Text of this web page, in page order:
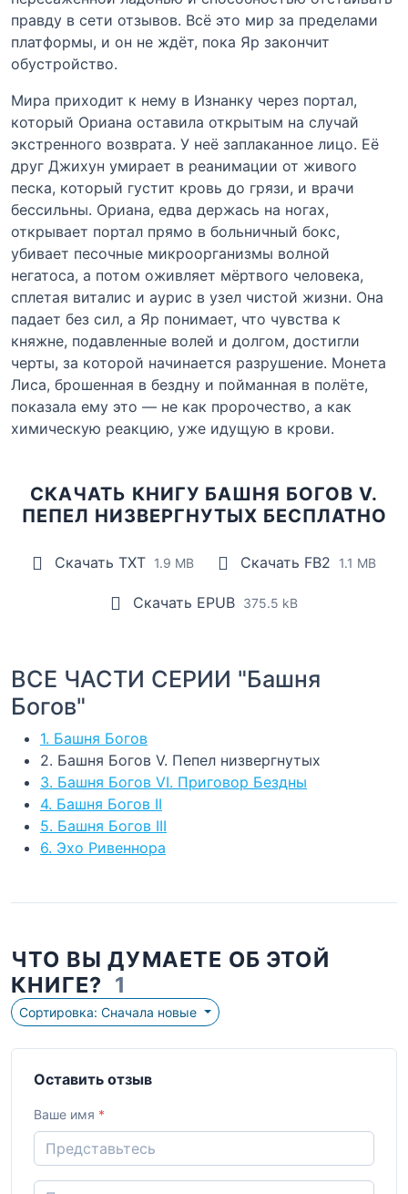
правду в сети отзывов. Всё это мир за пределами
платформы, и он не ждёт, пока Яр закончит
обустройство.
Мира приходит к нему в Изнанку через портал,
который Ориана оставила открытым на случай
экстренного возврата. У неё заплаканное лицо. Её
друг Джихун умирает в реанимации от живого
песка, который густит кровь до грязи, и врачи
бессильны. Ориана, едва держась на ногах,
открывает портал прямо в больничный бокс,
убивает песочные микроорганизмы волной
негатоса, а потом оживляет мёртвого человека,
сплетая виталис и аурис в узел чистой жизни. Она
падает без сил, а Яр понимает, что чувства к
княжне, подавленные волей и долгом, достигли
черты, за которой начинается разрушение. Монета
Лиса, брошенная в бездну и пойманная в полёте,
показала ему это — не как пророчество, а как
химическую реакцию, уже идущую в крови.
СКАЧАТЬ КНИГУ БАШНЯ БОГОВ V.
ПЕПЕЛ НИЗВЕРГНУТЫХ БЕСПЛАТНО
Скачать TXT 1.9 MB Скачать FB2 1.1 MB
Скачать EPUB 375.5 kB
ВСЕ ЧАСТИ СЕРИИ "Башня
Богов"
1. Башня Богов
2. Башня Богов V. Пепел низвергнутых
3. Башня Богов VI. Приговор Бездны
4. Башня Богов II
5. Башня Богов III
6. Эхо Ривеннора
ЧТО ВЫ ДУМАЕТЕ ОБ ЭТОЙ
КНИГЕ? 1
Сортировка: Сначала новые
Оставить отзыв
Ваше имя *